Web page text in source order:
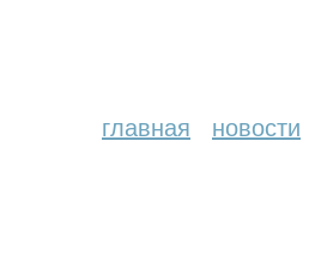
главная новости